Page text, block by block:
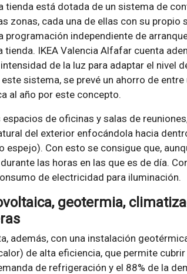
tienda está dotada de un sistema de
zonas, cada una de ellas con su
programación independiente de
tienda. IKEA Valencia Alfafar cuenta
de la luz para adaptar el nivel
sistema, se prevé un ahorro de
al año por este concepto.
espacios de oficinas y salas de
del exterior enfocándola hacia
espejo). Con esto se consigue que,
las horas en las que es de día.
de electricidad para iluminación.
geotermia,
además, con una instalación
de alta eficiencia, que permite
de refrigeración y el 88% de la